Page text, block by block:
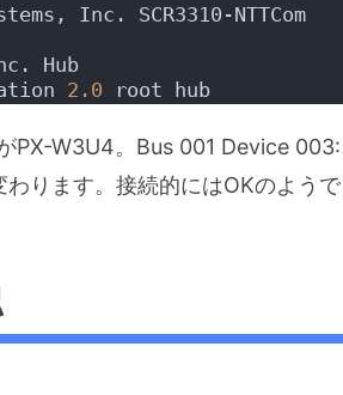
Inc. SCR3310-NTTCom
Hub
2.0 root hub
PX-W3U4。Bus 001 Device 003:
ります。接続的にはOKのようで